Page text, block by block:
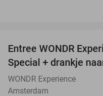
Entree WONDR
Special + drankje
WONDR Experience
Amsterdam